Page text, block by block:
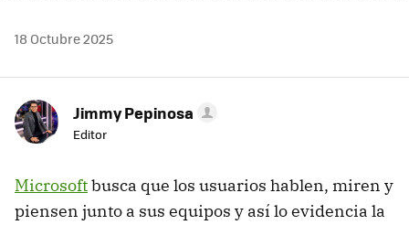
18 Octubre 2025
Jimmy Pepinosa
Editor
Microsoftbusca que los usuarios hablen, miren y
piensen junto a sus equipos y así lo evidencia la